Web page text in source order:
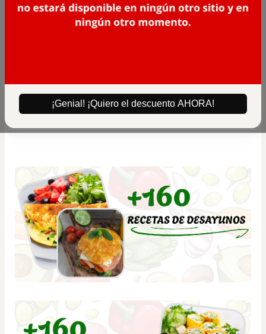
¡Genial! ¡Quiero el descuento AHORA!